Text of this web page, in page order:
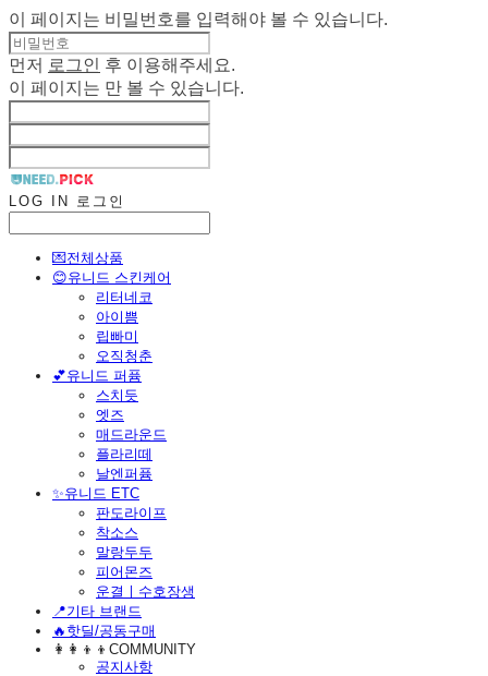
이 페이지는 비밀번호를 입력해야 볼 수 있습니다.
먼저 로그인
후 이용해주세요.
이 페이지는 만 볼 수 있습니다.
LOG IN 로그인
💌전체상품
😊유니드 스킨케어
리터네코
아이쁨
립빠미
오직청춘
💕유니드 퍼퓸
스치듯
엣즈
매드라운드
플라리떼
날엔퍼퓸
​✨유니드 ETC
판도라이프
착소스
말랑두두
피어몬즈
운결ㅣ수호장생
📍기타 브랜드
🔥핫딜/공동구매
👩‍👩‍👦‍👦COMMUNITY
공지사항